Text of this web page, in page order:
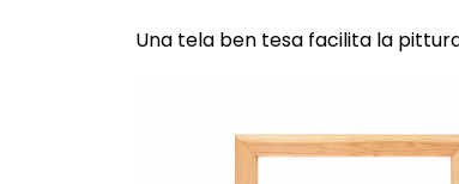
Una tela ben tesa facilita la